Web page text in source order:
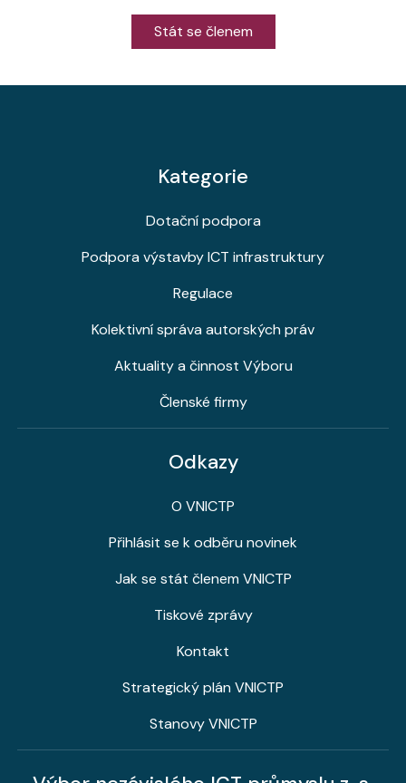
Stát se členem
Kategorie
Dotační podpora
Podpora výstavby ICT infrastruktury
Regulace
Kolektivní správa autorských práv
Aktuality a činnost Výboru
Členské firmy
Odkazy
O VNICTP
Přihlásit se k odběru novinek
Jak se stát členem VNICTP
Tiskové zprávy
Kontakt
Strategický plán VNICTP
Stanovy VNICTP